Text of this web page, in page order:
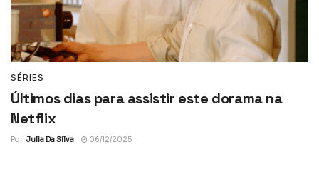
SÉRIES
Últimos dias para assistir este dorama na
Netflix
Por Julia Da Silva 06/12/2025